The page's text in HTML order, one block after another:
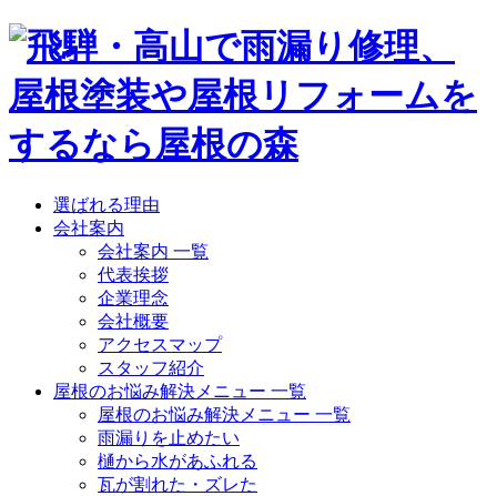
選ばれる理由
会社案内
会社案内 一覧
代表挨拶
企業理念
会社概要
アクセスマップ
スタッフ紹介
屋根のお悩み解決メニュー 一覧
屋根のお悩み解決メニュー 一覧
雨漏りを止めたい
樋から水があふれる
瓦が割れた・ズレた